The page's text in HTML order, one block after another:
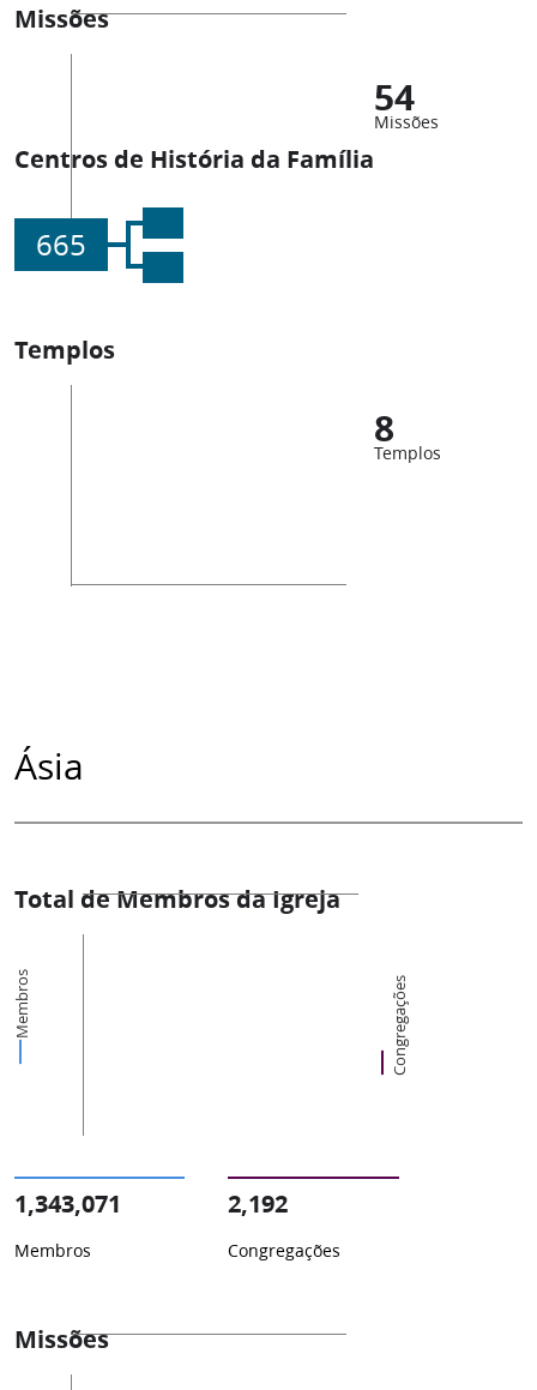
Missões
54
Missões
Centros de História da Família
665
Templos
8
Templos
Ásia
Total de Membros da Igreja
Membros Congregações
1,343,071
Membros
2,192
Congregações
Missões